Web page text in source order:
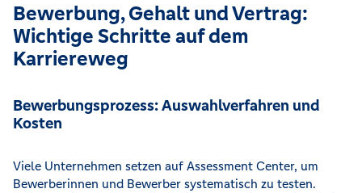
Bewerbung, Gehalt und Vertrag:
Wichtige Schritte auf dem
Karriereweg
Bewerbungsprozess: Auswahlverfahren und
Kosten
Viele Unternehmen setzen auf Assessment Center, um
Bewerberinnen und Bewerber systematisch zu testen.